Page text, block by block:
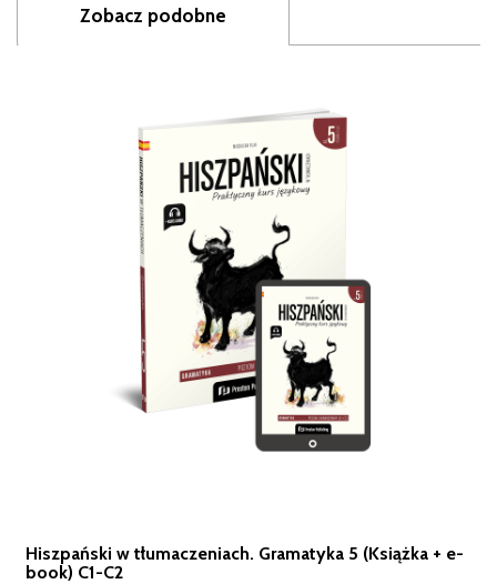
Zobacz podobne
Hiszpański w tłumaczeniach. Gramatyka 5 (Książka + e-
book) C1-C2